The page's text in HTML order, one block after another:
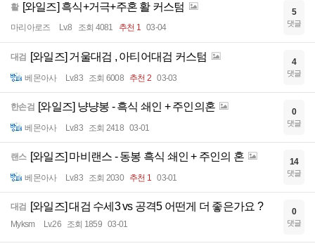
활 [와일즈] 흑식+거극+주혼 활 커스텀
마리아로즈 Lv.8 조회 4081 추천 1 03-04
5
댓글
대검 [와일즈] 거울대검 , 아티어대검 커스텀
베몬아사 Lv.83 조회 6008 추천 2 03-03
4
댓글
한손검 [와일즈] 냥냥봉 - 흑식 쇄인 + 주인의혼
베몬아사 Lv.83 조회 2418 03-01
0
댓글
랜스 [와일즈] 마비랜스 - 동봉 흑식 쇄인 + 주인의 혼
베몬아사 Lv.83 조회 2030 추천 1 03-01
14
댓글
대검 [와일즈] 대검 수세3 vs 공격5 어떤게 더 좋은가요 ?
Myksm Lv.26 조회 1859 03-01
0
댓글